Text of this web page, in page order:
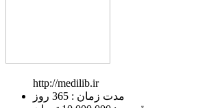
http://medilib.ir
ﻣﺪﺕ ﺯﻣﺎﻥ : 365 ﺭﻭﺯ